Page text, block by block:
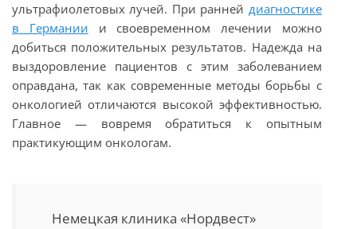
ультрафиолетовых лучей. При ранней диагностике
в Германии и своевременном лечении можно
добиться положительных результатов. Надежда на
выздоровление пациентов с этим заболеванием
оправдана, так как современные методы борьбы с
онкологией отличаются высокой эффективностью.
Главное — вовремя обратиться к опытным
практикующим онкологам.
Немецкая клиника «Нордвест»